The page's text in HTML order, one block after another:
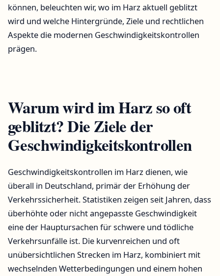
können, beleuchten wir, wo im Harz aktuell geblitzt
wird und welche Hintergründe, Ziele und rechtlichen
Aspekte die modernen Geschwindigkeitskontrollen
prägen.
Warum wird im Harz so oft
geblitzt? Die Ziele der
Geschwindigkeitskontrollen
Geschwindigkeitskontrollen im Harz dienen, wie
überall in Deutschland, primär der Erhöhung der
Verkehrssicherheit. Statistiken zeigen seit Jahren, dass
überhöhte oder nicht angepasste Geschwindigkeit
eine der Hauptursachen für schwere und tödliche
Verkehrsunfälle ist. Die kurvenreichen und oft
unübersichtlichen Strecken im Harz, kombiniert mit
wechselnden Wetterbedingungen und einem hohen